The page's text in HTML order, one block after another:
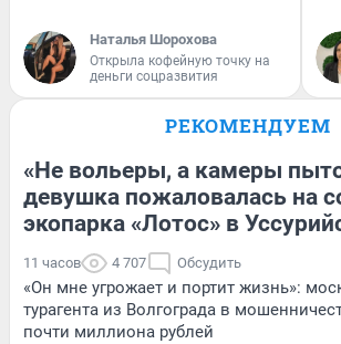
Наталья Шорохова
Открыла кофейную точку на
деньги соцразвития
РЕКОМЕНДУЕМ
«Не вольеры, а камеры
девушка пожаловалась на
экопарка «Лотос» в
11 часов 4 707 Обсудить
«Он мне угрожает и портит жизнь»:
турагента из Волгограда в
почти миллиона рублей